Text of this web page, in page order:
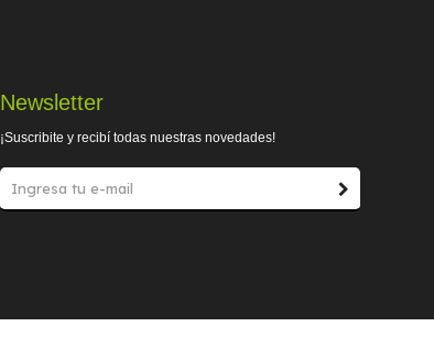
Newsletter
¡Suscribite y recibí todas nuestras novedades!